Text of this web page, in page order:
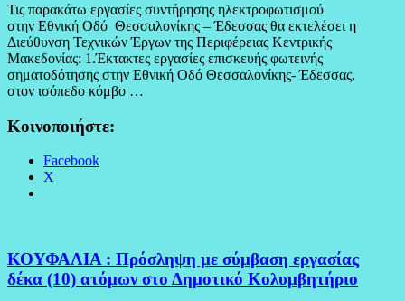
Τις παρακάτω εργασίες συντήρησης ηλεκτροφωτισμού
στην Εθνική Οδό Θεσσαλονίκης – Έδεσσας θα εκτελέσει η
Διεύθυνση Τεχνικών Έργων της Περιφέρειας Κεντρικής
Μακεδονίας: 1.Έκτακτες εργασίες επισκευής φωτεινής
σηματοδότησης στην Εθνική Οδό Θεσσαλονίκης- Έδεσσας,
στον ισόπεδο κόμβο …
Κοινοποιήστε:
Facebook
X
ΚΟΥΦΑΛΙΑ : Πρόσληψη με σύμβαση εργασίας
δέκα (10) ατόμων στο Δημοτικό Κολυμβητήριο